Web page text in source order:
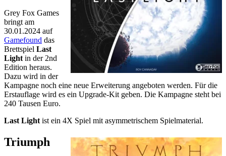
Grey Fox Games
bringt am
30.01.2024 auf
Gamefound das
Brettspiel Last
Light in der 2nd
Edition heraus.
Dazu wird in der
Kampagne noch eine neue Erweiterung angeboten werden. Für die
Erstauflage wird es ein Upgrade-Kit geben. Die Kampagne steht bei
240 Tausen Euro.
Last Light ist ein 4X Spiel mit asymmetrischem Spielmaterial.
Triumph